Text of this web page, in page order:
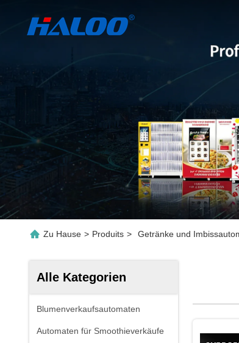
Zu Hause > Produits > Getränke und
Alle Kategorien
Blumenverkaufsautomaten
Automaten für Smoothieverkäufe